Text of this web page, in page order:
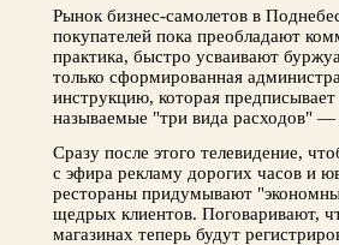
Рынок бизнес-самолетов в
покупателей пока преобладают
практика, быстро усваивают
только сформированная
инструкцию, которая
называемые "три вида расходов" —
Сразу после этого телевидение,
с эфира рекламу дорогих часов и
рестораны придумывают
щедрых клиентов. Поговаривают,
магазинах теперь будут